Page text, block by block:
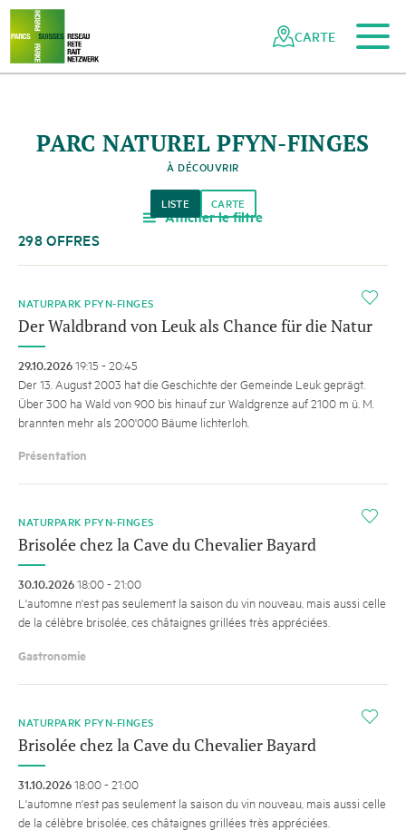
Naviguer
dans
réseau
suisses
Navigation
rapide
Vers le contenu principal
Vers la navigation mobile
Vers la recherche
Vers la zone des pieds
Vers le plan du site
CARTE
PARC NATUREL PFYN-FINGES
À DÉCOUVRIR
a Afficher le filtre
LISTE CARTE
298 OFFRES
i
NATURPARK PFYN-FINGES
Der Waldbrand von Leuk als Chance für die Natur
29.10.202619:15 - 20:45
Der 13. August 2003 hat die Geschichte der Gemeinde Leuk geprägt.
Über 300 ha Wald von 900 bis hinauf zur Waldgrenze auf 2100 m ü. M.
brannten mehr als 200'000 Bäume lichterloh.
Présentation
i
NATURPARK PFYN-FINGES
Brisolée chez la Cave du Chevalier Bayard
30.10.202618:00 - 21:00
L'automne n'est pas seulement la saison du vin nouveau, mais aussi celle
de la célèbre brisolée, ces châtaignes grillées très appréciées.
Gastronomie
i
NATURPARK PFYN-FINGES
Brisolée chez la Cave du Chevalier Bayard
31.10.202618:00 - 21:00
L'automne n'est pas seulement la saison du vin nouveau, mais aussi celle
de la célèbre brisolée, ces châtaignes grillées très appréciées.